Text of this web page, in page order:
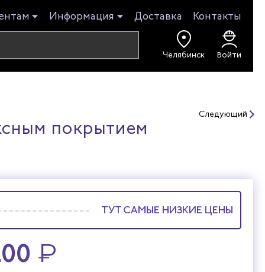
Информация Доставка Контакты
Челябинск Войти
покрытием
ТУТ САМЫЕ НИЗКИЕ ЦЕНЫ
₽
Следующий